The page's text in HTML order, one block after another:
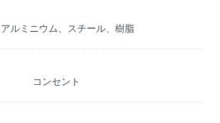
アルミニウム、スチール、樹脂
コンセント